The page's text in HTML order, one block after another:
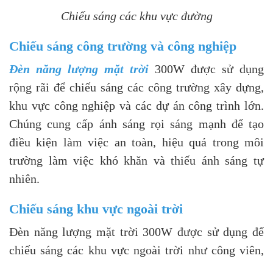
Chiếu sáng các khu vực đường
Chiếu sáng công trường và công nghiệp
Đèn năng lượng mặt trời 300W được sử dụng
rộng rãi để chiếu sáng các công trường xây dựng,
khu vực công nghiệp và các dự án công trình lớn.
Chúng cung cấp ánh sáng rọi sáng mạnh để tạo
điều kiện làm việc an toàn, hiệu quả trong môi
trường làm việc khó khăn và thiếu ánh sáng tự
nhiên.
Chiếu sáng khu vực ngoài trời
Đèn năng lượng mặt trời 300W được sử dụng để
chiếu sáng các khu vực ngoài trời như công viên,